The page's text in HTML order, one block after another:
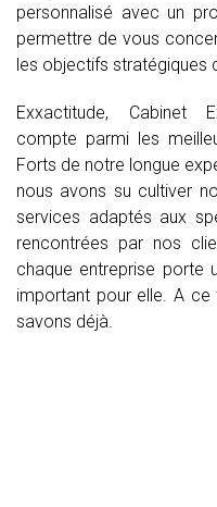
personnalisé avec un
permettre de vous
les objectifs stratégiques
Exxactitude, Cabinet
compte parmi les
Forts de notre longue
nous avons su cultiver
services adaptés aux
rencontrées par nos
chaque entreprise porte
important pour elle. A ce
savons déjà.